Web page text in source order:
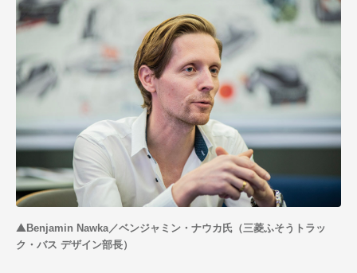
▲Benjamin Nawka／ベンジャミン・ナウカ氏（三菱ふそうトラッ
ク・バス デザイン部長）